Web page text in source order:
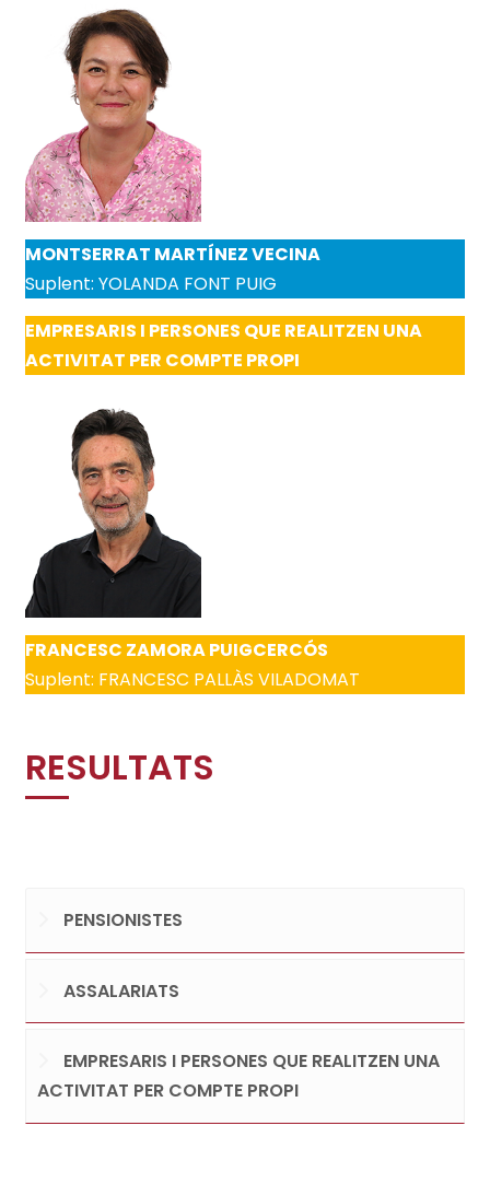
MONTSERRAT MARTÍNEZ VECINA
Suplent: YOLANDA FONT PUIG
EMPRESARIS I PERSONES QUE REALITZEN UNA
ACTIVITAT PER COMPTE PROPI
FRANCESC ZAMORA PUIGCERCÓS
Suplent: FRANCESC PALLÀS VILADOMAT
RESULTATS
PENSIONISTES
ASSALARIATS
EMPRESARIS I PERSONES QUE REALITZEN UNA
ACTIVITAT PER COMPTE PROPI